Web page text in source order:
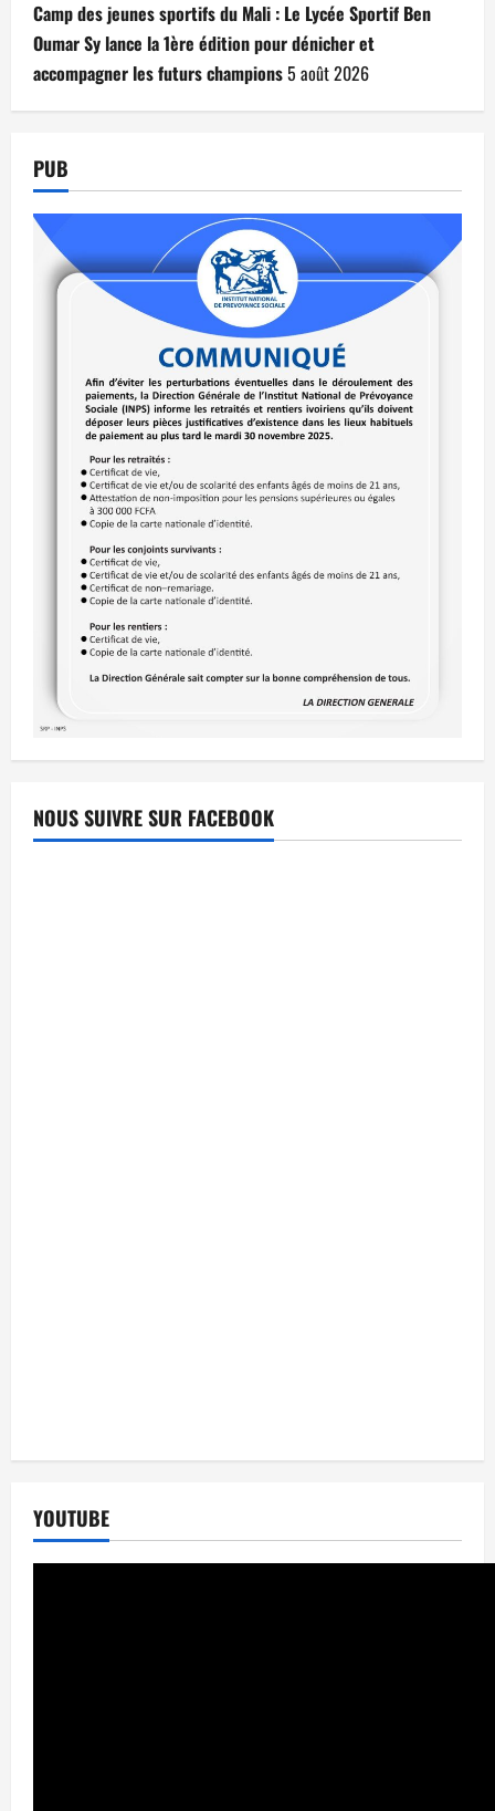
Camp des jeunes sportifs du Mali : Le Lycée Sportif Ben
Oumar Sy lance la 1ère édition pour dénicher et
accompagner les futurs champions5 août 2026
PUB
NOUS SUIVRE SUR FACEBOOK
YOUTUBE